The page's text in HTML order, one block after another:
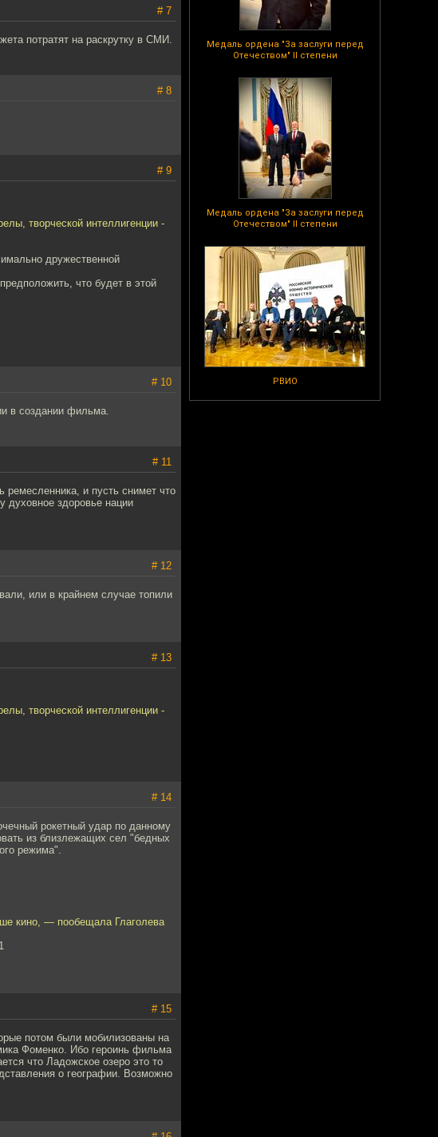
Медаль ордена "За заслуги перед
Отечеством" II степени
Медаль ордена "За заслуги перед
Отечеством" II степени
РВИО
# 7
потратят на раскрутку в СМИ.
# 8
# 9
творческой интеллигенции -
дружественной
что будет в этой
# 10
в создании фильма.
# 11
ремесленника, и пусть снимет что
духовное здоровье нации
# 12
или в крайнем случае топили
# 13
творческой интеллигенции -
# 14
рокетный удар по данному
из близлежащих сел "бедных
режима".
кино, — пообещала Глаголева
# 15
потом были мобилизованы на
Фоменко. Ибо героинь фильма
что Ладожское озеро это то
о географии. Возможно